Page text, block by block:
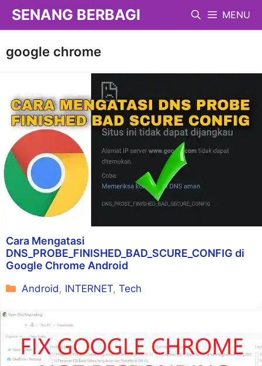
Langsung
SENANG BERBAGI MENU
google chrome
Cara Mengatasi
DNS_PROBE_FINISHED_BAD_SCURE_CONFIG di
Google Chrome Android
Kategori
Android, INTERNET,Tech